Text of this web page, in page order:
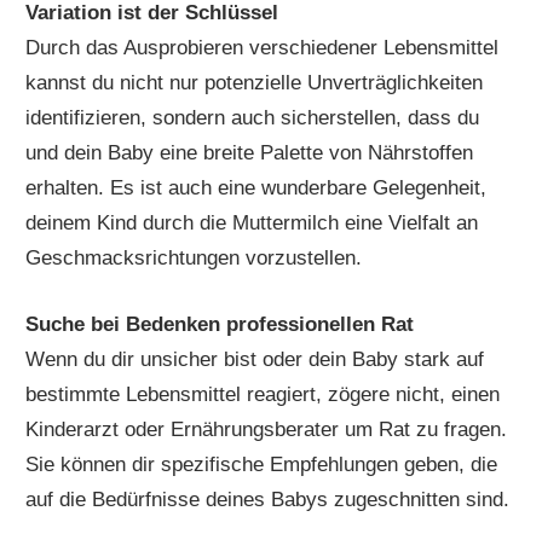
Variation ist der Schlüssel
Durch das Ausprobieren verschiedener Lebensmittel
kannst du nicht nur potenzielle Unverträglichkeiten
identifizieren, sondern auch sicherstellen, dass du
und dein Baby eine breite Palette von Nährstoffen
erhalten. Es ist auch eine wunderbare Gelegenheit,
deinem Kind durch die Muttermilch eine Vielfalt an
Geschmacksrichtungen vorzustellen.
Suche bei Bedenken professionellen Rat
Wenn du dir unsicher bist oder dein Baby stark auf
bestimmte Lebensmittel reagiert, zögere nicht, einen
Kinderarzt oder Ernährungsberater um Rat zu fragen.
Sie können dir spezifische Empfehlungen geben, die
auf die Bedürfnisse deines Babys zugeschnitten sind.